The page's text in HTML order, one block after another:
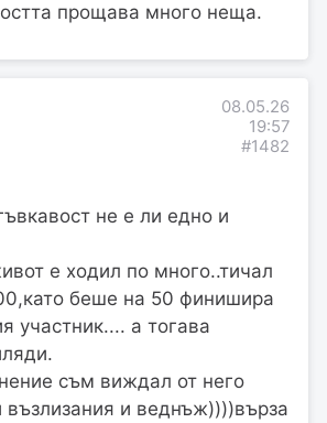
прощава много неща.
08.05.26
19:57
#1482
не е ли едно и
е ходил по много..тичал
беше на 50 финишира
участник.... а тогава
съм виждал от него
и веднъж))))върза